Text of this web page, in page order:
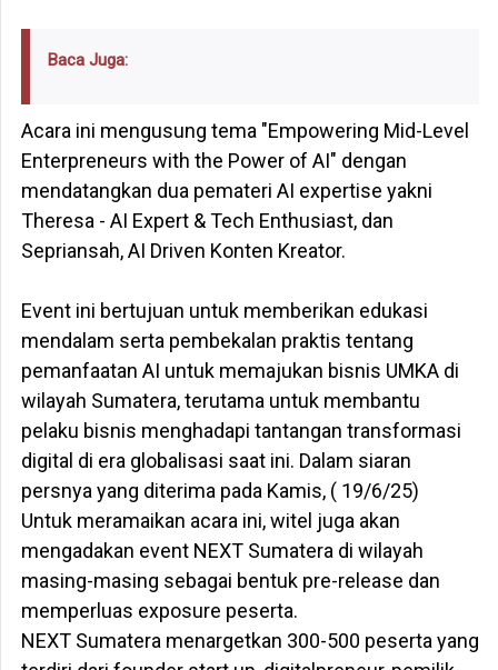
Baca Juga:
Acara ini mengusung tema "Empowering Mid-Level
Enterpreneurs with the Power of AI" dengan
mendatangkan dua pemateri AI expertise yakni
Theresa - AI Expert & Tech Enthusiast, dan
Sepriansah, AI Driven Konten Kreator.
Event ini bertujuan untuk memberikan edukasi
mendalam serta pembekalan praktis tentang
pemanfaatan AI untuk memajukan bisnis UMKA di
wilayah Sumatera, terutama untuk membantu
pelaku bisnis menghadapi tantangan transformasi
digital di era globalisasi saat ini. Dalam siaran
persnya yang diterima pada Kamis, ( 19/6/25)
Untuk meramaikan acara ini, witel juga akan
mengadakan event NEXT Sumatera di wilayah
masing-masing sebagai bentuk pre-release dan
memperluas exposure peserta.
NEXT Sumatera menargetkan 300-500 peserta yang